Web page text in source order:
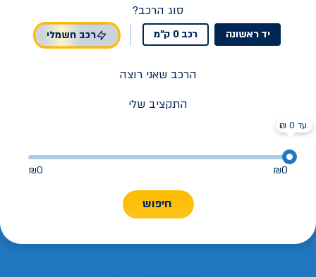
סוג הרכב?
יד ראשונה רכב 0 ק"מ רכב חשמלי
הרכב שאני רוצה
התקציב שלי
₪0
₪0
חיפוש
עד 0 ₪